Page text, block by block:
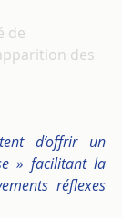
de
des
d’offrir un
» facilitant la
réflexes